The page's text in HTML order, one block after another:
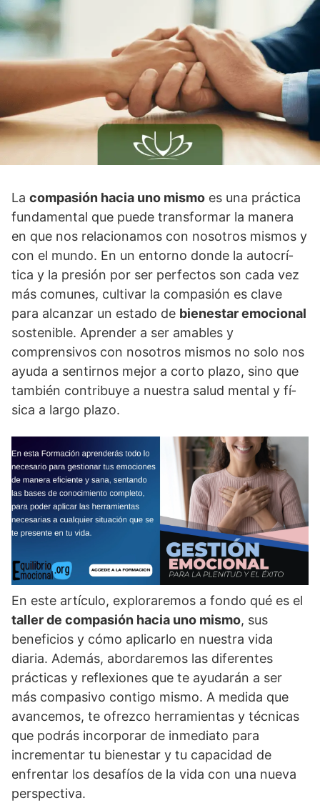
La compasión hacia uno mismo es una práctica
fundamental que puede transformar la manera
en que nos relacionamos con nosotros mismos y
con el mundo. En un entorno donde la autocrí­
tica y la presión por ser perfectos son cada vez
más comunes, cultivar la compasión es clave
para alcanzar un estado de bienestar emocional
sostenible. Aprender a ser amables y
comprensivos con nosotros mismos no solo nos
ayuda a sentirnos mejor a corto plazo, sino que
también contribuye a nuestra salud mental y fí­
sica a largo plazo.
En este artí­culo, exploraremos a fondo qué es el
taller de compasión hacia uno mismo, sus
beneficios y cómo aplicarlo en nuestra vida
diaria. Además, abordaremos las diferentes
prácticas y reflexiones que te ayudarán a ser
más compasivo contigo mismo. A medida que
avancemos, te ofrezco herramientas y técnicas
que podrás incorporar de inmediato para
incrementar tu bienestar y tu capacidad de
enfrentar los desafí­os de la vida con una nueva
perspectiva.